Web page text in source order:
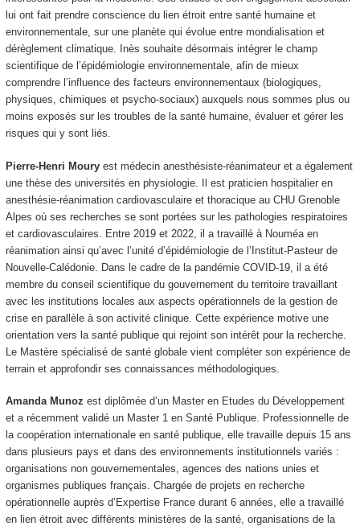
lui ont fait prendre conscience du lien étroit entre santé humaine et
environnementale, sur une planète qui évolue entre mondialisation et
dérèglement climatique. Inès souhaite désormais intégrer le champ
scientifique de l’épidémiologie environnementale, afin de mieux
comprendre l’influence des facteurs environnementaux (biologiques,
physiques, chimiques et psycho-sociaux) auxquels nous sommes plus ou
moins exposés sur les troubles de la santé humaine, évaluer et gérer les
risques qui y sont liés.
Pierre-Henri Mouryest médecin anesthésiste-réanimateur et a également
une thèse des universités en physiologie. Il est praticien hospitalier en
anesthésie-réanimation cardiovasculaire et thoracique au CHU Grenoble
Alpes où ses recherches se sont portées sur les pathologies respiratoires
et cardiovasculaires. Entre 2019 et 2022, il a travaillé à Nouméa en
réanimation ainsi qu’avec l’unité d’épidémiologie de l’Institut-Pasteur de
Nouvelle-Calédonie. Dans le cadre de la pandémie COVID-19, il a été
membre du conseil scientifique du gouvernement du territoire travaillant
avec les institutions locales aux aspects opérationnels de la gestion de
crise en parallèle à son activité clinique. Cette expérience motive une
orientation vers la santé publique qui rejoint son intérêt pour la recherche.
Le Mastère spécialisé de santé globale vient compléter son expérience de
terrain et approfondir ses connaissances méthodologiques.
Amanda Munoz est diplômée d’un Master en Etudes du Développement
et a récemment validé un Master 1 en Santé Publique. Professionnelle de
la coopération internationale en santé publique, elle travaille depuis 15 ans
dans plusieurs pays et dans des environnements institutionnels variés :
organisations non gouvernementales, agences des nations unies et
organismes publiques français. Chargée de projets en recherche
opérationnelle auprès d’Expertise France durant 6 années, elle a travaillé
en lien étroit avec différents ministères de la santé, organisations de la